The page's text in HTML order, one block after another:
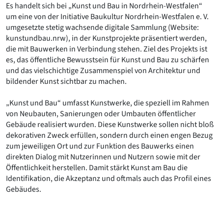
Renaissance
Gotik
Romanik
Vorromanik
Römische Antike
Über uns
Über baukunst-nrw
Freunde & Förderer
Kontakt
Impressum
Datenschutz
Suchbegriff eingeben
Es handelt sich bei „Kunst und Bau in Nordrhein-Westfalen“
um eine von der Initiative Baukultur Nordrhein-Westfalen e. V.
umgesetzte stetig wachsende digitale Sammlung (Website:
kunstundbau.nrw), in der Kunstprojekte präsentiert werden,
die mit Bauwerken in Verbindung stehen. Ziel des Projekts ist
es, das öffentliche Bewusstsein für Kunst und Bau zu schärfen
und das vielschichtige Zusammenspiel von Architektur und
bildender Kunst sichtbar zu machen.
„Kunst und Bau“ umfasst Kunstwerke, die speziell im Rahmen
von Neubauten, Sanierungen oder Umbauten öffentlicher
Gebäude realisiert wurden. Diese Kunstwerke sollen nicht bloß
dekorativen Zweck erfüllen, sondern durch einen engen Bezug
zum jeweiligen Ort und zur Funktion des Bauwerks einen
direkten Dialog mit Nutzerinnen und Nutzern sowie mit der
Öffentlichkeit herstellen. Damit stärkt Kunst am Bau die
Identifikation, die Akzeptanz und oftmals auch das Profil eines
Gebäudes.